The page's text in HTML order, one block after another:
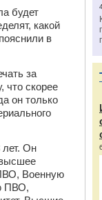
будет
какой
в
за
что скорее
он только
Он
Военную
ПВО,